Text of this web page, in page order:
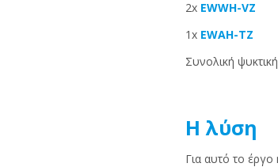
2x EWWH-VZ
1x EWAH-TZ
Συνολική
Η λύση
Για αυτό το